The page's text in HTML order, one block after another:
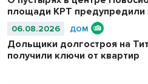
площади КРТ предупредили
06.08.2026 ДОМ
Дольщики долгостроя на
получили ключи от квартир